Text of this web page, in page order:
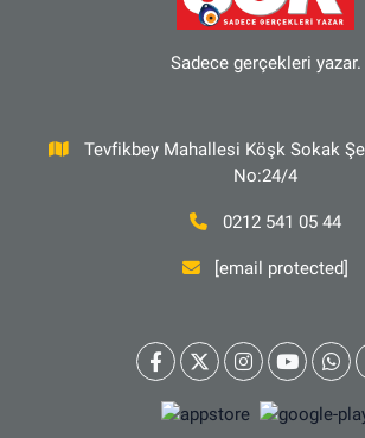
Sadece gerçekleri yazar.
Tevfikbey Mahallesi Köşk Sokak
No:24/4
0212 541 05 44
[email protected]